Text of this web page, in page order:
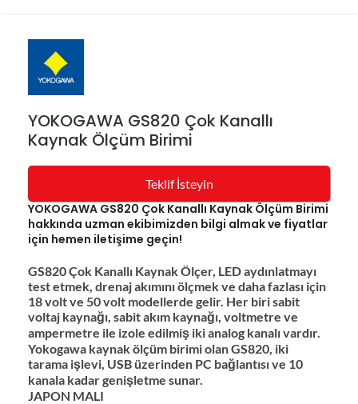
YOKOGAWA GS820 Çok Kanallı
Kaynak Ölçüm Birimi
Teklif İsteyin
YOKOGAWA GS820 Çok Kanallı Kaynak Ölçüm Birimi
hakkında uzman ekibimizden bilgi almak ve fiyatlar
için hemen iletişime geçin!
GS820 Çok Kanallı Kaynak Ölçer, LED aydınlatmayı
test etmek, drenaj akımını ölçmek ve daha fazlası için
18 volt ve 50 volt modellerde gelir. Her biri sabit
voltaj kaynağı, sabit akım kaynağı, voltmetre ve
ampermetre ile izole edilmiş iki analog kanalı vardır.
Yokogawa kaynak ölçüm birimi olan GS820, iki
tarama işlevi, USB üzerinden PC bağlantısı ve 10
kanala kadar genişletme sunar.
JAPON MALI